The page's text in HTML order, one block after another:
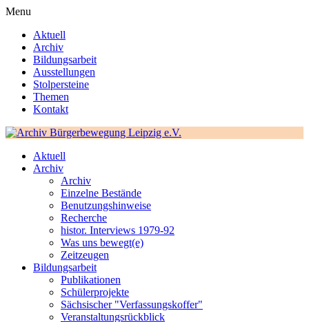
Menu
Aktuell
Archiv
Bildungsarbeit
Ausstellungen
Stolpersteine
Themen
Kontakt
Aktuell
Archiv
Archiv
Einzelne Bestände
Benutzungshinweise
Recherche
histor. Interviews 1979-92
Was uns bewegt(e)
Zeitzeugen
Bildungsarbeit
Publikationen
Schülerprojekte
Sächsischer "Verfassungskoffer"
Veranstaltungsrückblick